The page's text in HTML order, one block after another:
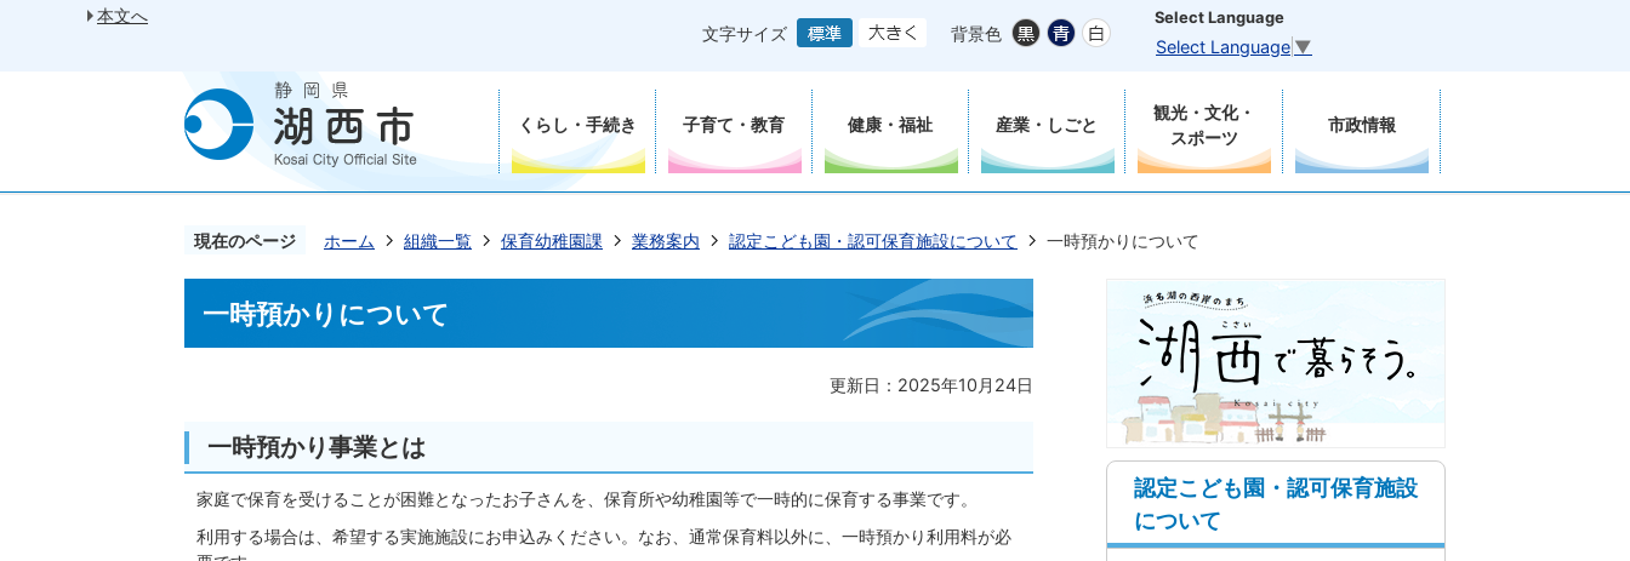
本文へ
文字サイズ
背景色
Select Language
Select Language ▼
くらし・手続き 子育て・教育 健康・福祉 産業・しごと
観光・文化・
スポーツ
市政情報
現在のページ ホーム 組織一覧 保育幼稚園課 業務案内 認定こども園・認可保育施設について 一時預かりについて
一時預かりについて
更新日：2025年10月24日
一時預かり事業とは
家庭で保育を受けることが困難となったお子さんを、保育所や幼稚園等で一時的に保育する事業です。
利用する場合は、希望する実施施設にお申込みください。なお、通常保育料以外に、一時預かり利用料が必
認定こども園・認可保育施設
について